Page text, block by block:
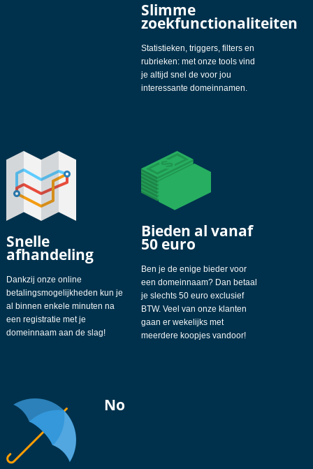
Slimme
zoekfunctionaliteiten
Statistieken, triggers, filters en
rubrieken: met onze tools vind
je altijd snel de voor jou
interessante domeinnamen.
Snelle
afhandeling
Dankzij onze online
betalingsmogelijkheden kun je
al binnen enkele minuten na
een registratie met je
domeinnaam aan de slag!
Bieden al vanaf
50 euro
Ben je de enige bieder voor
een domeinnaam? Dan betaal
je slechts 50 euro exclusief
BTW. Veel van onze klanten
gaan er wekelijks met
meerdere koopjes vandoor!
No